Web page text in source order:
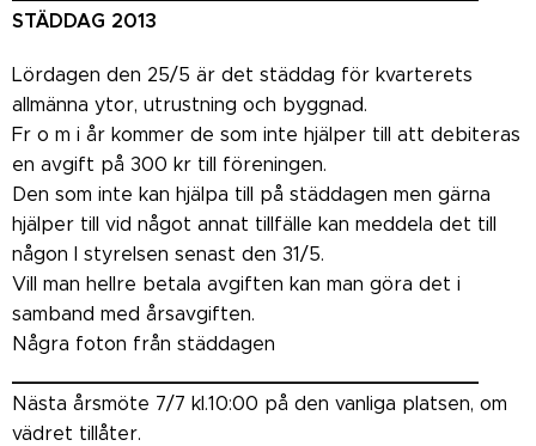
STÄDDAG 2013
Lördagen den 25/5 är det städdag för kvarterets
allmänna ytor, utrustning och byggnad.
Fr o m i år kommer de som inte hjälper till att debiteras
en avgift på 300 kr till föreningen.
Den som inte kan hjälpa till på städdagen men gärna
hjälper till vid något annat tillfälle kan meddela det till
någon I styrelsen senast den 31/5.
Vill man hellre betala avgiften kan man göra det i
samband med årsavgiften.
Några foton från städdagen
Nästa årsmöte 7/7 kl.10:00 på den vanliga platsen, om
vädret tillåter.